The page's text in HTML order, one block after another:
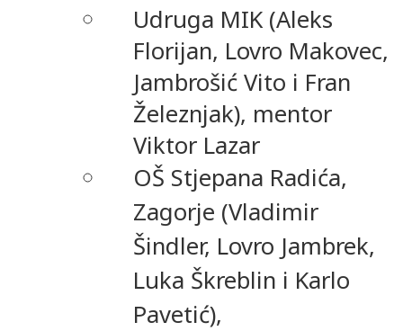
Udruga MIK (Aleks
Florijan, Lovro Makovec,
Jambrošić Vito i Fran
Železnjak), mentor
Viktor Lazar
OŠ Stjepana Radića,
Zagorje (Vladimir
Šindler, Lovro Jambrek,
Luka Škreblin i Karlo
Pavetić),